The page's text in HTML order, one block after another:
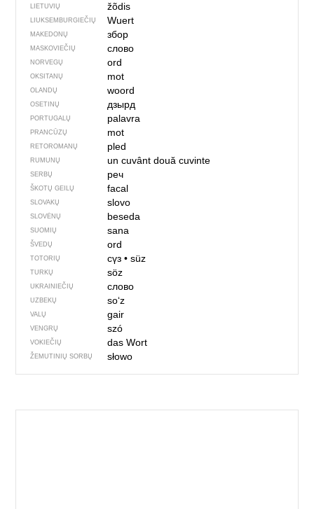
LIETUVIŲ žõdis
LIUKSEMBURGIEČIŲ Wuert
MAKEDONŲ збор
MASKOVIEČIŲ слово
NORVEGŲ ord
OKSITANŲ mot
OLANDŲ woord
OSETINŲ дзырд
PORTUGALŲ palavra
PRANCŪZŲ mot
RETOROMANŲ pled
RUMUNŲ un cuvântdouă cuvinte
SERBŲ реч
ŠKOTŲ GEILŲ facal
SLOVAKŲ slovo
SLOVĖNŲ beseda
SUOMIŲ sana
ŠVEDŲ ord
TOTORIŲ сүз• süz
TURKŲ söz
UKRAINIEČIŲ слово
UZBEKŲ soʻz
VALŲ gair
VENGRŲ szó
VOKIEČIŲ das Wort
ŽEMUTINIŲ SORBŲ słowo